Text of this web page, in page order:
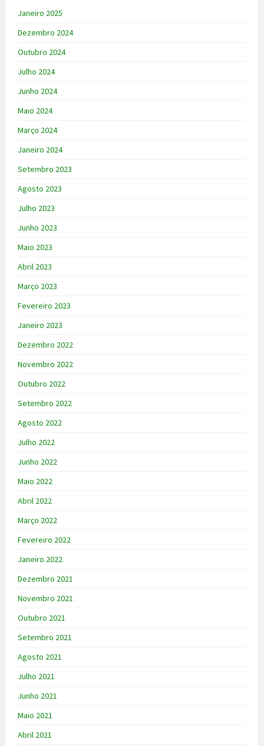
Janeiro 2025
Dezembro 2024
Outubro 2024
Julho 2024
Junho 2024
Maio 2024
Março 2024
Janeiro 2024
Setembro 2023
Agosto 2023
Julho 2023
Junho 2023
Maio 2023
Abril 2023
Março 2023
Fevereiro 2023
Janeiro 2023
Dezembro 2022
Novembro 2022
Outubro 2022
Setembro 2022
Agosto 2022
Julho 2022
Junho 2022
Maio 2022
Abril 2022
Março 2022
Fevereiro 2022
Janeiro 2022
Dezembro 2021
Novembro 2021
Outubro 2021
Setembro 2021
Agosto 2021
Julho 2021
Junho 2021
Maio 2021
Abril 2021